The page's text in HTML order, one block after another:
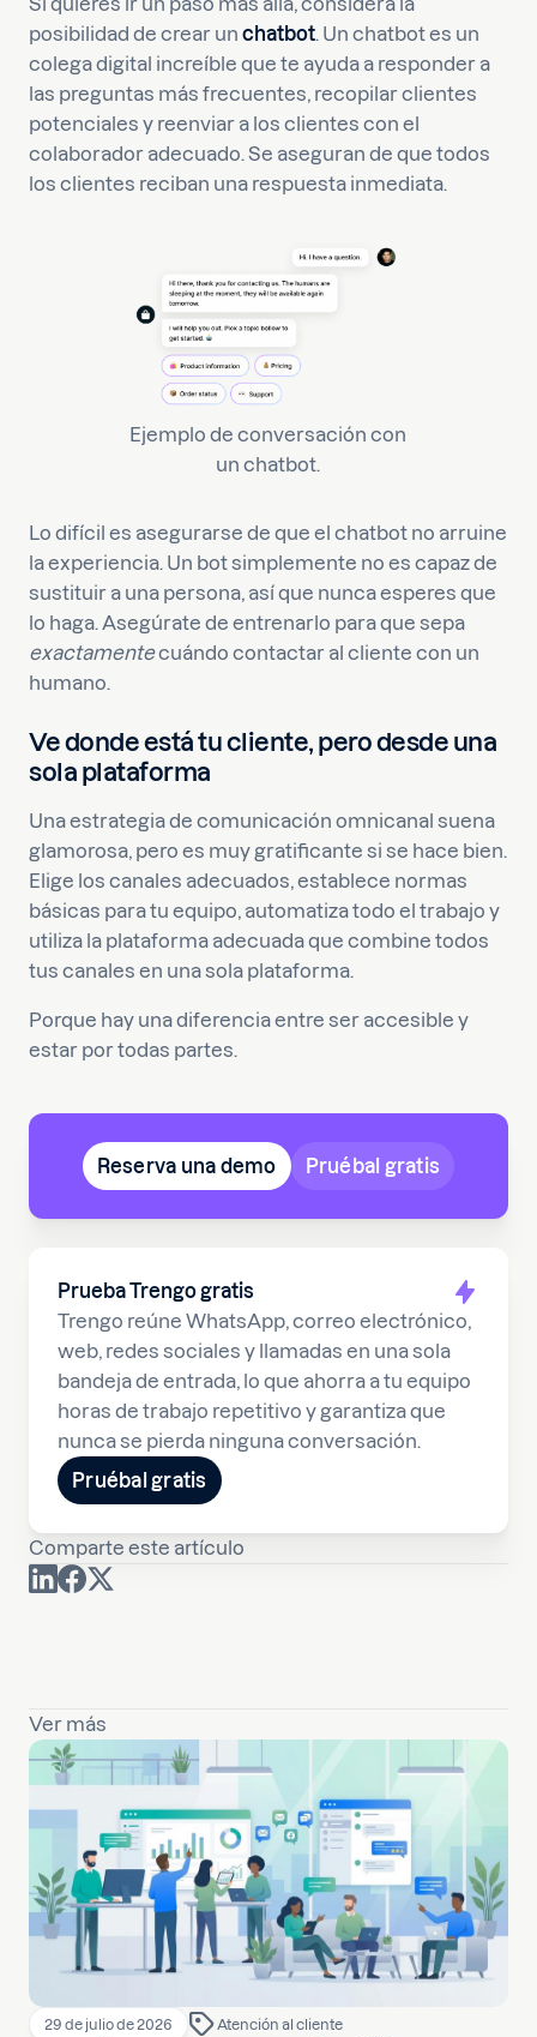
Prueba Trengo gratis
Trengo reúne WhatsApp, correo electrónico,
web, redes sociales y llamadas en una sola
bandeja de entrada, lo que ahorra a tu equipo
horas de trabajo repetitivo y garantiza que
nunca se pierda ninguna conversación.
Pruébal gratis
Comparte este artículo
posibilidad de crear un chatbot. Un chatbot es un
colega digital increíble que te ayuda a responder a
las preguntas más frecuentes, recopilar clientes
potenciales y reenviar a los clientes con el
colaborador adecuado. Se aseguran de que todos
los clientes reciban una respuesta inmediata.
Ejemplo de conversación con
un chatbot.
Lo difícil es asegurarse de que el chatbot no arruine
la experiencia. Un bot simplemente no es capaz de
sustituir a una persona, así que nunca esperes que
lo haga. Asegúrate de entrenarlo para que sepa
exactamentecuándo contactar al cliente con un
humano.
Ve donde está tu cliente, pero desde una
sola plataforma
Una estrategia de comunicación omnicanal suena
glamorosa, pero es muy gratificante si se hace bien.
Elige los canales adecuados, establece normas
básicas para tu equipo, automatiza todo el trabajo y
utiliza la plataforma adecuada que combine todos
tus canales en una sola plataforma.
Porque hay una diferencia entre ser accesible y
estar por todas partes.
Reserva una demo Pruébal gratis
Ver más
29 de julio de 2026 Atención al cliente